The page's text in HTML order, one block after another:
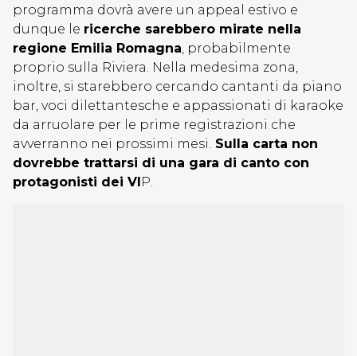
programma dovrà avere un appeal estivo e
dunque le ricerche sarebbero mirate nella
regione Emilia Romagna, probabilmente
proprio sulla Riviera. Nella medesima zona,
inoltre, si starebbero cercando cantanti da piano
bar, voci dilettantesche e appassionati di karaoke
da arruolare per le prime registrazioni che
avverranno nei prossimi mesi. Sulla carta non
dovrebbe trattarsi di una gara di canto con
protagonisti dei VI P.